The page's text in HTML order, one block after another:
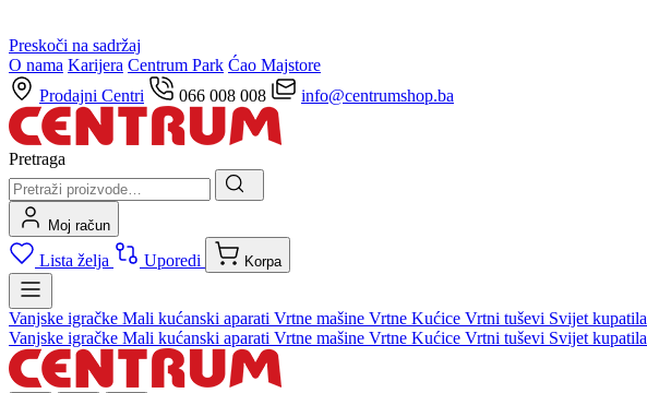
Preskoči na sadržaj
O nama Karijera Centrum Park Ćao Majstore
Prodajni Centri
066 008 008 info@centrumshop.ba
Pretraga
Moj račun
Lista želja Uporedi Korpa
Vanjske igračke Mali kućanski aparati Vrtne mašine Vrtne Kućice Vrtni tuševi Svijet kupatila
Vanjske igračke Mali kućanski aparati Vrtne mašine Vrtne Kućice Vrtni tuševi Svijet kupatila